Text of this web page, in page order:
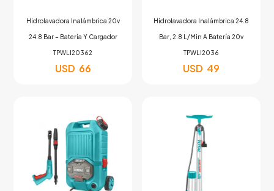
Hidrolavadora Inalámbrica 20v
24.8 Bar – Batería Y Cargador
TPWLI20362
USD 66
Hidrolavadora Inalámbrica 24.8
Bar, 2.8 L/Min A Batería 20v
TPWLI2036
USD 49